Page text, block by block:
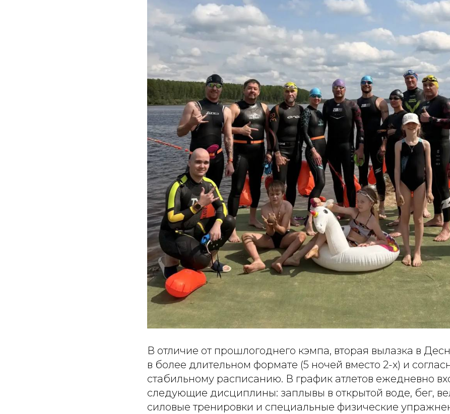
В отличие от прошлогоднего кэмпа, вторая вылазка в
в более длительном формате (5 ночей вместо 2-х) и
стабильному расписанию. В график атлетов ежедневно
следующие дисциплины: заплывы в открытой воде, бег,
силовые тренировки и специальные физические